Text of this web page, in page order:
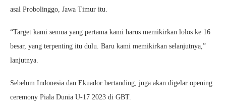
asal Probolinggo, Jawa Timur itu.
“Target kami semua yang pertama kami harus memikirkan lolos ke 16
besar, yang terpenting itu dulu. Baru kami memikirkan selanjutnya,”
lanjutnya.
Sebelum Indonesia dan Ekuador bertanding, juga akan digelar opening
ceremony Piala Dunia U-17 2023 di GBT.